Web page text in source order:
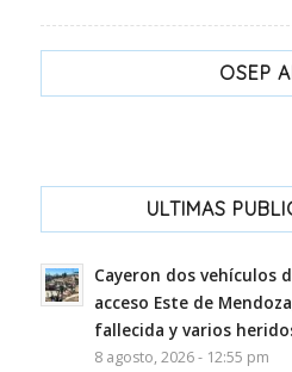
OSEP
ULTIMAS
Cayeron dos vehículos
acceso Este de
fallecida y varios
8 agosto, 2026 - 12:55 pm